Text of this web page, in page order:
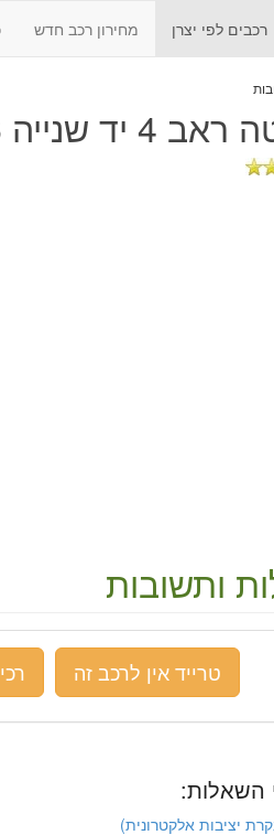
רכבים לפי יצרן מחירון רכב חדש
שנייה 2006 - 2013
ותשובות
טרייד אין לרכב זה
השאלות: